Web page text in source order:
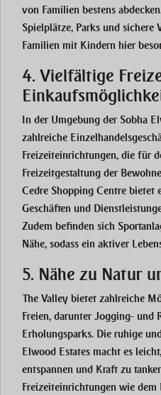
von Familien bestens
Spielplätze, Parks und sichere
Familien mit Kindern hier
4. Vielfältige
In der Umgebung der Sobha
zahlreiche
Freizeiteinrichtungen, die für
Freizeitgestaltung der
Cedre Shopping Centre bietet
Geschäften und
Zudem befinden sich
Nähe, sodass ein aktiver
5. Nähe zu Natur
The Valley bietet zahlreiche
Freien, darunterJogging- und
Erholungsparks. Die ruhige
Elwood Estates macht es
entspannen und Kraft zu
Freizeiteinrichtungen wie dem